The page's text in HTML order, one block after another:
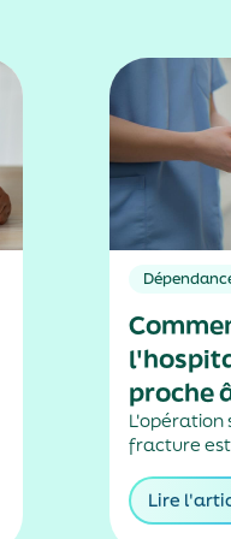
proche
le
L'opération
fracture
retour à
fait comme
Lire